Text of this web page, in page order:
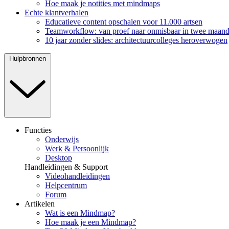
Hoe maak je notities met mindmaps
Echte klantverhalen
Educatieve content opschalen voor 11.000 artsen
Teamworkflow: van proef naar onmisbaar in twee
10 jaar zonder slides: architectuurcolleges heroverwogen
Hulpbronnen
Functies
Onderwijs
Werk & Persoonlijk
Desktop
Handleidingen & Support
Videohandleidingen
Helpcentrum
Forum
Artikelen
Wat is een Mindmap?
Hoe maak je een Mindmap?